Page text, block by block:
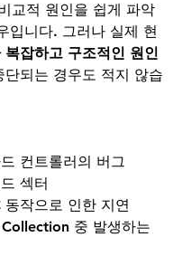
교적 원인을 쉽게 파악
입니다. 그러나 실제 현
복잡하고 구조적인 원인
단되는 경우도 적지 않습
컨트롤러의 버그
섹터
동작으로 인한 지연
중 발생하는